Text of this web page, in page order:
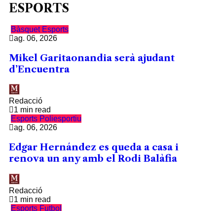
ESPORTS
Bàsquet Esports
ag. 06, 2026
Mikel Garitaonandia serà ajudant
d’Encuentra
Redacció
1 min read
Esports Poliesportiu
ag. 06, 2026
Edgar Hernández es queda a casa i
renova un any amb el Rodi Balàfia
Redacció
1 min read
Esports Futbol